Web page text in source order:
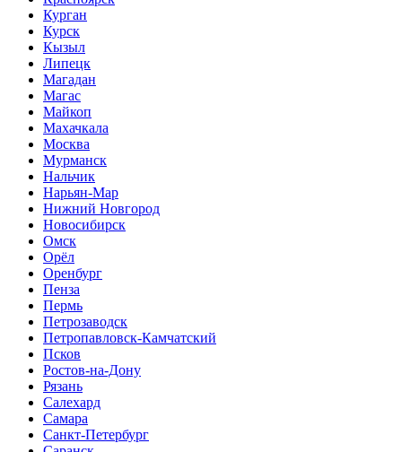
Курган
Курск
Кызыл
Липецк
Магадан
Магас
Майкоп
Махачкала
Москва
Мурманск
Нальчик
Нарьян-Мар
Нижний Новгород
Новосибирск
Омск
Орёл
Оренбург
Пенза
Пермь
Петрозаводск
Петропавловск-Камчатский
Псков
Ростов-на-Дону
Рязань
Салехард
Самара
Санкт-Петербург